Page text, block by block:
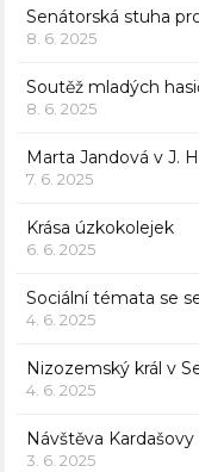
Senátorská stuha
8. 6. 2025
Soutěž mladých
8. 6. 2025
Marta Jandová v J.
7. 6. 2025
Krása úzkokolejek
6. 6. 2025
Sociální témata se
4. 6. 2025
Nizozemský král v
4. 6. 2025
Návštěva Kardašovy
3. 6. 2025